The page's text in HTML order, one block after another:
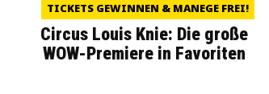
TICKETS GEWINNEN & MANEGE FREI!
Circus Louis Knie: Die große
WOW-Premiere in Favoriten